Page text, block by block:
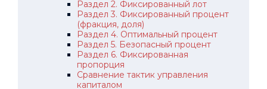
Раздел 2. Фиксированный лот
Раздел 3. Фиксированный процент
(фракция, доля)
Раздел 4. Оптимальный процент
Раздел 5. Безопасный процент
Раздел 6. Фиксированная
пропорция
Сравнение тактик управления
капиталом